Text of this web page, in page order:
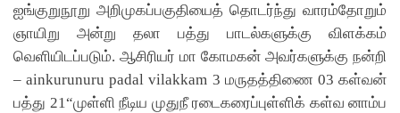
ஐங்குறுநூறு அறிமுகப்பகுதியைத் தொடர்ந்து வாரம்தோறும்
ஞாயிறு அன்று தலா பத்து பாடல்களுக்கு விளக்கம்
வெளியிடப்படும். ஆசிரியர் மா கோமகன் அவர்களுக்கு நன்றி
– ainkurunuru padal vilakkam 3 மருதத்திணை 03 கள்வன்
பத்து 21“முள்ளி நீடிய முதுநீ ரடைகரைப்புள்ளிக் கள்வ னாம்ப